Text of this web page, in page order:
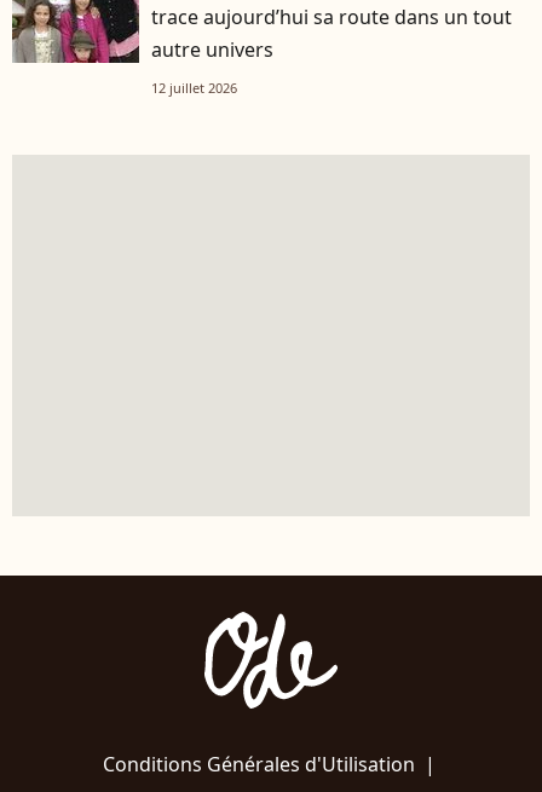
trace aujourd’hui sa route dans un tout
autre univers
12 juillet 2026
Conditions Générales d'Utilisation |